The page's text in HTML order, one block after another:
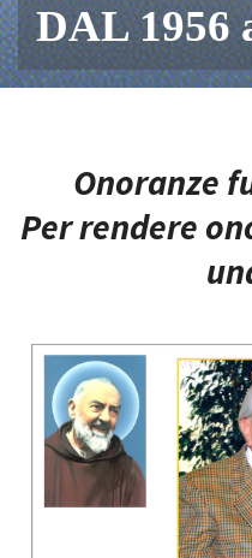
DAL 1956